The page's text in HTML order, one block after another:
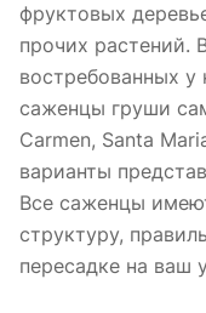
фруктовых
прочих растений.
востребованных
саженцы груши
Carmen, Santa
варианты
Все саженцы
структуру,
пересадке на ваш